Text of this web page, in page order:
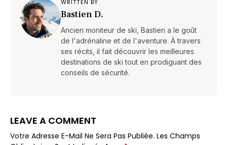
WRITTEN BY
Bastien D.
Ancien moniteur de ski, Bastien a le goût
de l'adrénaline et de l'aventure. À travers
ses récits, il fait découvrir les meilleures
destinations de ski tout en prodiguant des
conseils de sécurité.
LEAVE A COMMENT
Votre Adresse E-Mail Ne Sera Pas Publiée. Les Champs